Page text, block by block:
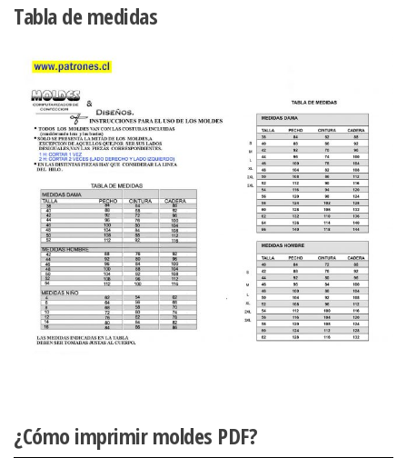
ELASTICO
Tabla de medidas
¿Cómo imprimir moldes PDF?